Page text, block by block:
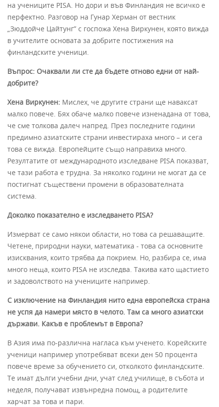
на учениците PISA. Но дори и във Финландия не всичко е
перфектно. Разговор на Гунар Херман от вестник
„Зюддойче Цайтунг” с госпожа Хена Виркунен, която вижда
в учителите основата за добрите постижения на
финландските ученици.
Въпрос: Очаквали ли сте да бъдете отново едни от най-
добрите?
Хена Виркунен: Мислех, че другите страни ще наваксат
малко повече. Бях обаче малко повече изненадана от това,
че сме толкова далеч напред. През последните години
предимно азиатските страни инвестираха много – и сега
това се вижда. Европейците също направиха много.
Резултатите от международното изследване PISA показват,
че тази работа е трудна. За няколко години не могат да се
постигнат съществени промени в образователната
система.
Доколко показателно е изследването PISA?
Измерват се само някои области, но това са решаващите.
Четене, природни науки, математика - това са основните
изисквания, които трябва да покрием. Но, разбира се, има
много неща, които PISA не изследва. Такива като щастието
и задоволството на учениците например.
С изключение на Финландия нито една европейска страна
не успя да намери място в челото. Там са много азиатски
държави. Какъв е проблемът в Европа?
В Азия има по-различна нагласа към ученето. Корейските
ученици например употребяват всеки ден 50 процента
повече време за обучението си, отколкото финландските.
Те имат дълги учебни дни, учат след училище, в събота и
неделя, получават извънредна помощ, а родителите
харчат за това и пари.